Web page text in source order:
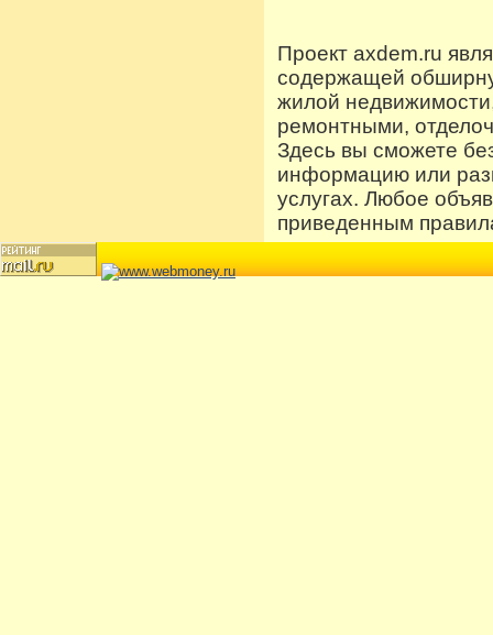
Проект axdem.ru
содержащей
жилой
ремонтными,
Здесь вы сможете
информацию или
услугах. Любое
приведенным